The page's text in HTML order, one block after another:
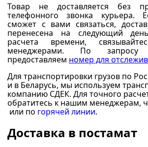
Товар не доставляется без
телефонного звонка курьера.
сможет с вами связаться,
перенесена на следующий
расчета времени,
менеджерами. По
предоставляем номер для
Для транспортировки грузов по
и в Беларусь, мы используем
компанию СДЕК. Для точного
обратитесь к нашим менеджерам,
или по горячей линии.
Доставка в постамат